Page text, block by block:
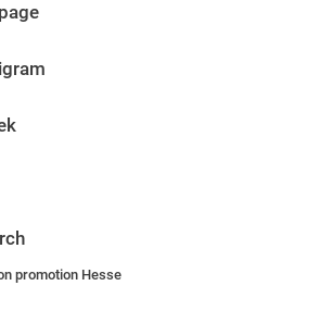
promotion Hesse